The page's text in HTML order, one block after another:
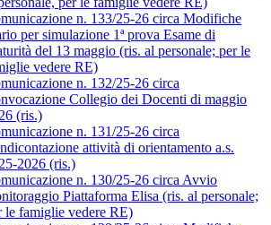
n. 133/25-26 circa Modifiche
per simulazione 1ª prova Esame di
del 13 maggio (ris. al personale; per le
vedere RE)
n. 132/25-26 circa
Collegio dei Docenti di maggio
(ris.)
n. 131/25-26 circa
attività di orientamento a.s.
2026 (ris.)
n. 130/25-26 circa Avvio
Piattaforma Elisa (ris. al personale;
le famiglie vedere RE)